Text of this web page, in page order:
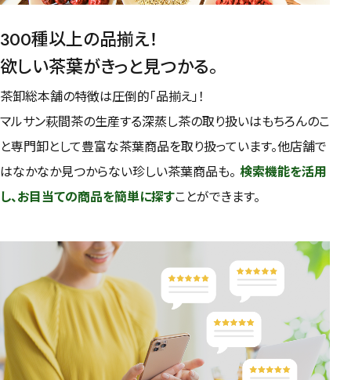
50g 100g
検索
300種以上の品揃え！
欲しい茶葉がきっと見つかる。
茶卸総本舗の特徴は圧倒的「品揃え」！
マルサン萩間茶の生産する深蒸し茶の取り扱いはもちろんのこ
と専門卸として豊富な茶葉商品を取り扱っています。他店舗で
はなかなか見つからない珍しい茶葉商品も。 検索機能を活用
し、お目当ての商品を簡単に探すことができます。